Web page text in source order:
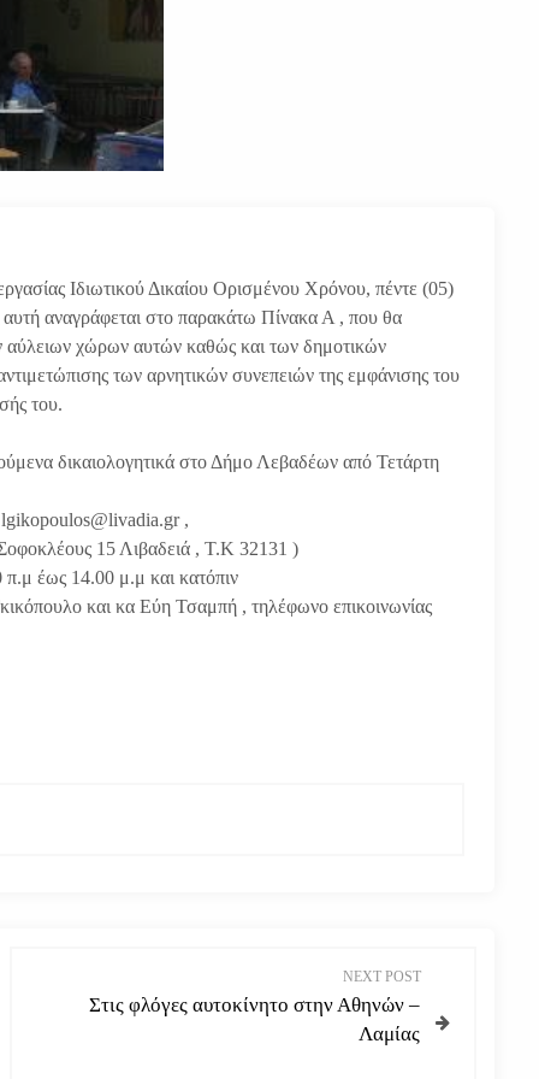
Ιδιωτικού Δικαίου Ορισμένου Χρόνου, πέντε (05)
αυτή αναγράφεται στο παρακάτω Πίνακα Α , που θα
χώρων αυτών καθώς και των δημοτικών
των αρνητικών συνεπειών της εμφάνισης του
του.
δικαιολογητικά στο Δήμο Λεβαδέων από Τετάρτη
lgikopoulos@livadia.gr ,
15 Λιβαδειά , Τ.Κ 32131 )
π.μ έως 14.00 μ.μ και κατόπιν
και κα Εύη Τσαμπή , τηλέφωνο επικοινωνίας
NEXT POST
Στις φλόγες αυτοκίνητο στην Αθηνών –
Λαμίας